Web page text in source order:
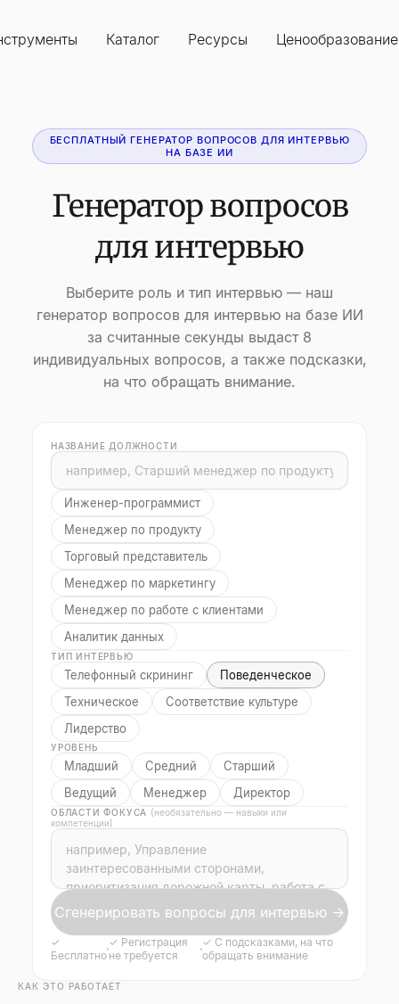
Каталог Ресурсы Ценообразование
БЕСПЛАТНЫЙ ГЕНЕРАТОР ВОПРОСОВ ДЛЯ ИНТЕРВЬЮ
НА БАЗЕ ИИ
Генератор вопросов
для интервью
Выберите роль и тип интервью — наш
генератор вопросов для интервью на базе ИИ
за считанные секунды выдаст 8
индивидуальных вопросов, а также подсказки,
на что обращать внимание.
НАЗВАНИЕ ДОЛЖНОСТИ
Инженер-программист
Менеджер по продукту
Торговый представитель
Менеджер по маркетингу
Менеджер по работе с клиентами
Аналитик данных
ТИП ИНТЕРВЬЮ
Телефонный скрининг
Поведенческое
Техническое
Соответствие культуре
Лидерство
УРОВЕНЬ
Младший Средний
Старший
Ведущий
Менеджер Директор
ОБЛАСТИ ФОКУСА (необязательно — навыки или
компетенции)
Сгенерировать вопросы для интервью →
✓
Бесплатно
✓ Регистрация
не требуется
✓ С подсказками, на что
обращать внимание
КАК ЭТО РАБОТАЕТ